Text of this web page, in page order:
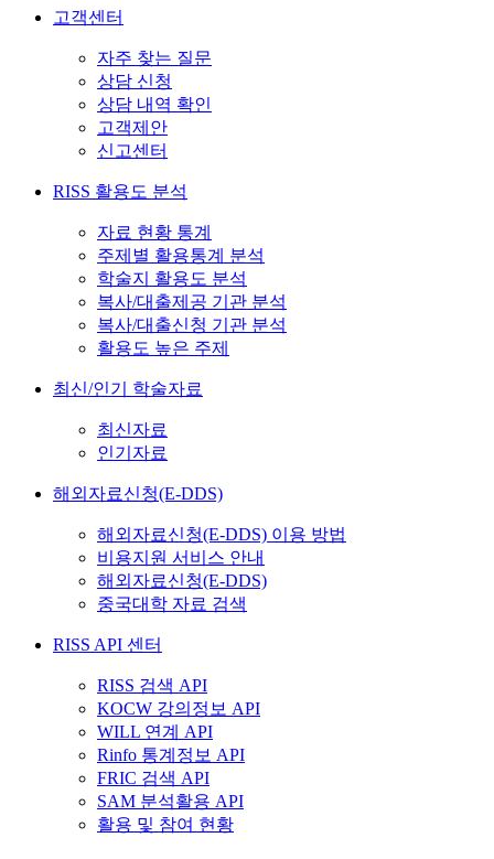
고객센터
자주 찾는 질문
상담 신청
상담 내역 확인
고객제안
신고센터
RISS 활용도 분석
자료 현황 통계
주제별 활용통계 분석
학술지 활용도 분석
복사/대출제공 기관 분석
복사/대출신청 기관 분석
활용도 높은 주제
최신/인기 학술자료
최신자료
인기자료
해외자료신청(E-DDS)
해외자료신청(E-DDS) 이용 방법
비용지원 서비스 안내
해외자료신청(E-DDS)
중국대학 자료 검색
RISS API 센터
RISS 검색 API
KOCW 강의정보 API
WILL 연계 API
Rinfo 통계정보 API
FRIC 검색 API
SAM 분석활용 API
활용 및 참여 현황